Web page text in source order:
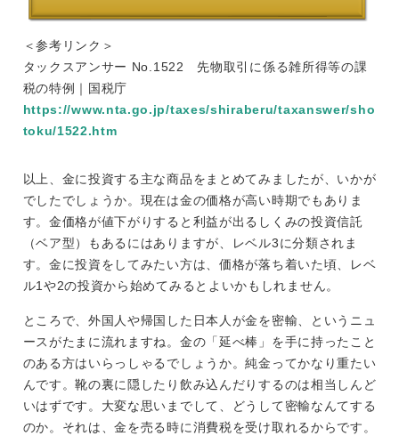
＜参考リンク＞
タックスアンサー No.1522 先物取引に係る雑所得等の課
税の特例｜国税庁
https://www.nta.go.jp/taxes/shiraberu/taxanswer/sho
toku/1522.htm
以上、金に投資する主な商品をまとめてみましたが、いかが
でしたでしょうか。現在は金の価格が高い時期でもありま
す。金価格が値下がりすると利益が出るしくみの投資信託
（ベア型）もあるにはありますが、レベル3に分類されま
す。金に投資をしてみたい方は、価格が落ち着いた頃、レベ
ル1や2の投資から始めてみるとよいかもしれません。
ところで、外国人や帰国した日本人が金を密輸、というニュ
ースがたまに流れますね。金の「延べ棒」を手に持ったこと
のある方はいらっしゃるでしょうか。純金ってかなり重たい
んです。靴の裏に隠したり飲み込んだりするのは相当しんど
いはずです。大変な思いまでして、どうして密輸なんてする
のか。それは、金を売る時に消費税を受け取れるからです。